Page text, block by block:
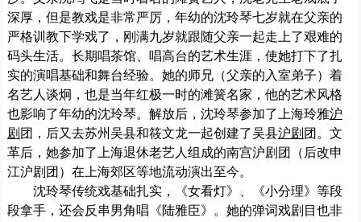
深厚，但是教戏是非常严厉，年幼的沈玲琴七岁就在父亲的
严格训教下学戏了，刚满九岁就跟随父亲一起走上了艰难的
码头生活。长期唱茶馆、唱高台的艺术生涯，使她打下了扎
实的演唱基础和舞台经验。她的师兄（父亲的入室弟子）着
名艺人谈炯，也是当年红极一时的滩簧名家，他的艺术风格
也影响了年幼的沈玲琴。解放后，沈玲琴参加了上海玲雅沪
剧 团，后又去苏州吴县和筱文龙一起创建了吴县沪剧 团。文
革后，她参加了上海退休老艺人组成的南宫沪剧团（后改申
江沪剧团）在上海郊区等地流动演出至今。
沈玲琴传统戏基础扎实，《女看灯》、《小分理》等段
段拿手，还会反串男角唱《陆雅臣》。她的弹词戏剧目也非